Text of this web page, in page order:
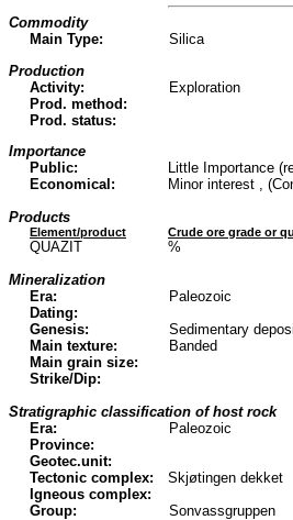
Commodity
Main Type:
Silica
Production
Activity:
Exploration
Prod. method:
Prod. status:
Importance
Public:
Little Importance
Economical:
Minor interest ,
Products
Element/product Crude ore grade or
QUAZIT
%
Mineralization
Era:
Paleozoic
Dating:
Genesis:
Sedimentary
Main texture:
Banded
Main grain size:
Strike/Dip:
Stratigraphic classification of host rock
Era:
Paleozoic
Province:
Geotec.unit:
Tectonic complex:
Skjøtingen dekket
Igneous complex:
Group:
Sonvassgruppen